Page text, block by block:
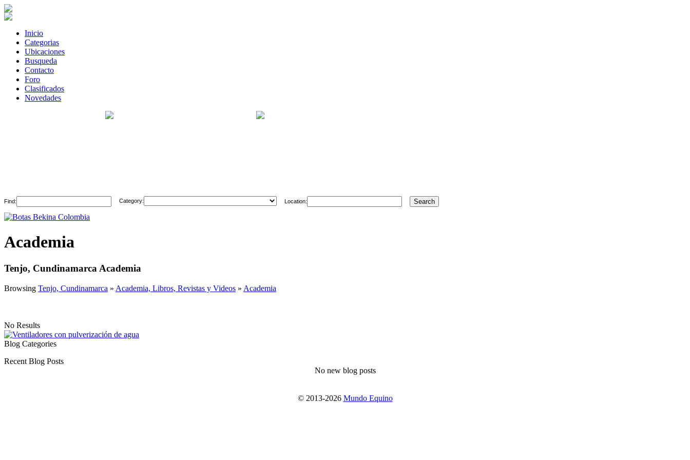
Inicio
Categorias
Ubicaciones
Busqueda
Contacto
Foro
Clasificados
Novedades
Find: Category: Location:
Academia
Tenjo, Cundinamarca Academia
Browsing Tenjo, Cundinamarca » Academia, Libros, Revistas y Videos » Academia
No Results
Blog Categories
Recent Blog Posts
No new blog posts
© 2013-2026 Mundo Equino